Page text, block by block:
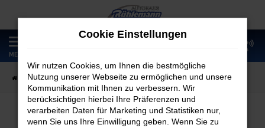
Zum
Hauptinhalt
springen
MENÜ
Startseite Fahrzeugangebote Fahrzeugmarkt
Cookie Einstellungen
Wir nutzen Cookies, um Ihnen die bestmögliche
Nutzung unserer Webseite zu ermöglichen und unsere
Kommunikation mit Ihnen zu verbessern. Wir
berücksichtigen hierbei Ihre Präferenzen und
verarbeiten Daten für Marketing und Statistiken nur,
wenn Sie uns Ihre Einwilligung geben. Wenn Sie zu